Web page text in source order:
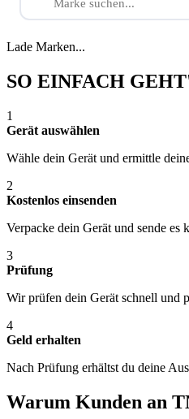
Lade Marken...
SO EINFACH
1
Gerät auswählen
Wähle dein Gerät und ermittle
2
Kostenlos einsenden
Verpacke dein Gerät und sende es
3
Prüfung
Wir prüfen dein Gerät schnell und
4
Geld erhalten
Nach Prüfung erhältst du deine
Warum Kunden an